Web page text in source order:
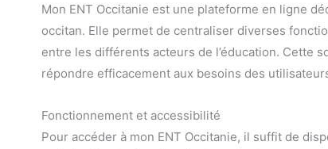
Mon ENT Occitanie est une plateforme en ligne
occitan. Elle permet de centraliser diverses
entre les différents acteurs de l’éducation. Cette
répondre efficacement aux besoins des
Fonctionnement et accessibilité
Pour accéder à mon ENT Occitanie, il suffit de